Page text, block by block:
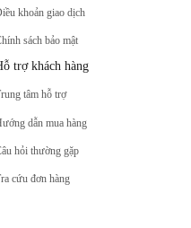
khoản giao dịch
sách bảo mật
trợ khách hàng
tâm hỗ trợ
dẫn mua hàng
hỏi thường gặp
cứu đơn hàng